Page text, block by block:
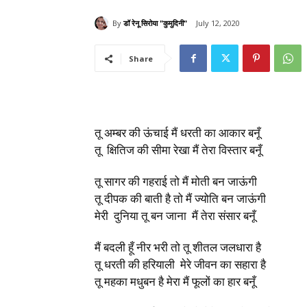
By डॉ रेनू सिरोया "कुमुदिनी" July 12, 2020
Share
तू अम्बर की ऊंचाई मैं धरती का आकार बनूँ
तू क्षितिज की सीमा रेखा मैं तेरा विस्तार बनूँ
तू सागर की गहराई तो मैं मोती बन जाऊंगी
तू दीपक की बाती है तो मैं ज्योति बन जाऊंगी
मेरी दुनिया तू बन जाना मैं तेरा संसार बनूँ
मैं बदली हूँ नीर भरी तो तू शीतल जलधारा है
तू धरती की हरियाली मेरे जीवन का सहारा है
तू महका मधुबन है मेरा मैं फूलों का हार बनूँ